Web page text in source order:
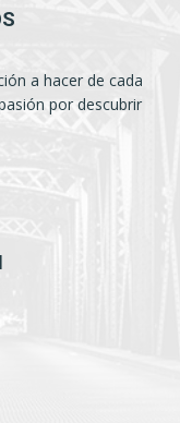
a hacer de cada
por descubrir